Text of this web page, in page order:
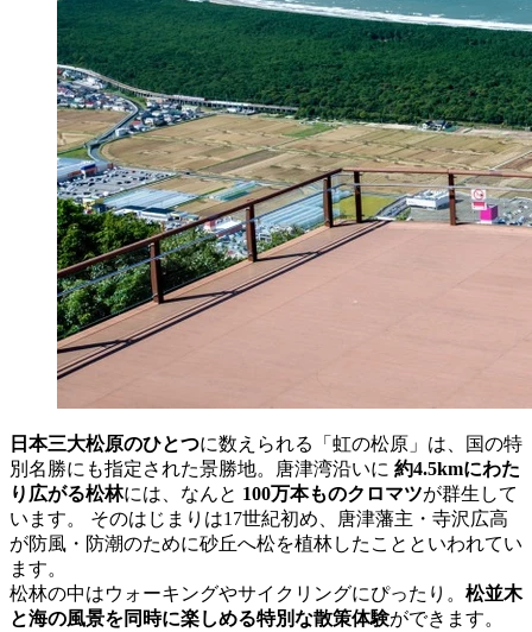
日本三大松原のひとつに数えられる「虹の松原」は、国の特
別名勝にも指定された景勝地。唐津湾沿いに 約4.5kmにわた
り広がる松林には、なんと 100万本ものクロマツが群生して
います。 そのはじまりは17世紀初め、唐津藩主・寺沢広高
が防風・防潮のために砂丘へ松を植林したことといわれてい
ます。
松林の中はウォーキングやサイクリングにぴったり。 松並木
と海の風景を同時に楽しめる特別な散策体験ができます。